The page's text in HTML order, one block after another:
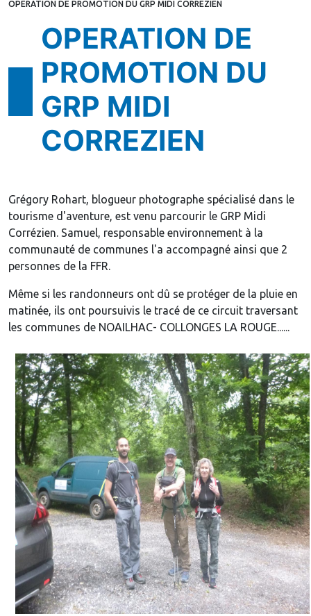
OPERATION DE PROMOTION DU GRP MIDI CORREZIEN
OPERATION DE
PROMOTION DU
GRP MIDI
CORREZIEN
Grégory Rohart, blogueur photographe spécialisé dans le
tourisme d'aventure, est venu parcourir le GRP Midi
Corrézien. Samuel, responsable environnement à la
communauté de communes l'a accompagné ainsi que 2
personnes de la FFR.
Même si les randonneurs ont dû se protéger de la pluie en
matinée, ils ont poursuivis le tracé de ce circuit traversant
les communes de NOAILHAC- COLLONGES LA ROUGE......